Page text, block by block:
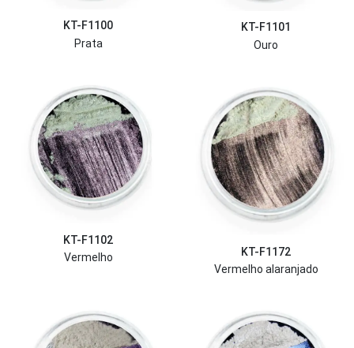
KT-F1100
Prata
KT-F1101
Ouro
KT-F1102
Vermelho
KT-F1172
Vermelho alaranjado